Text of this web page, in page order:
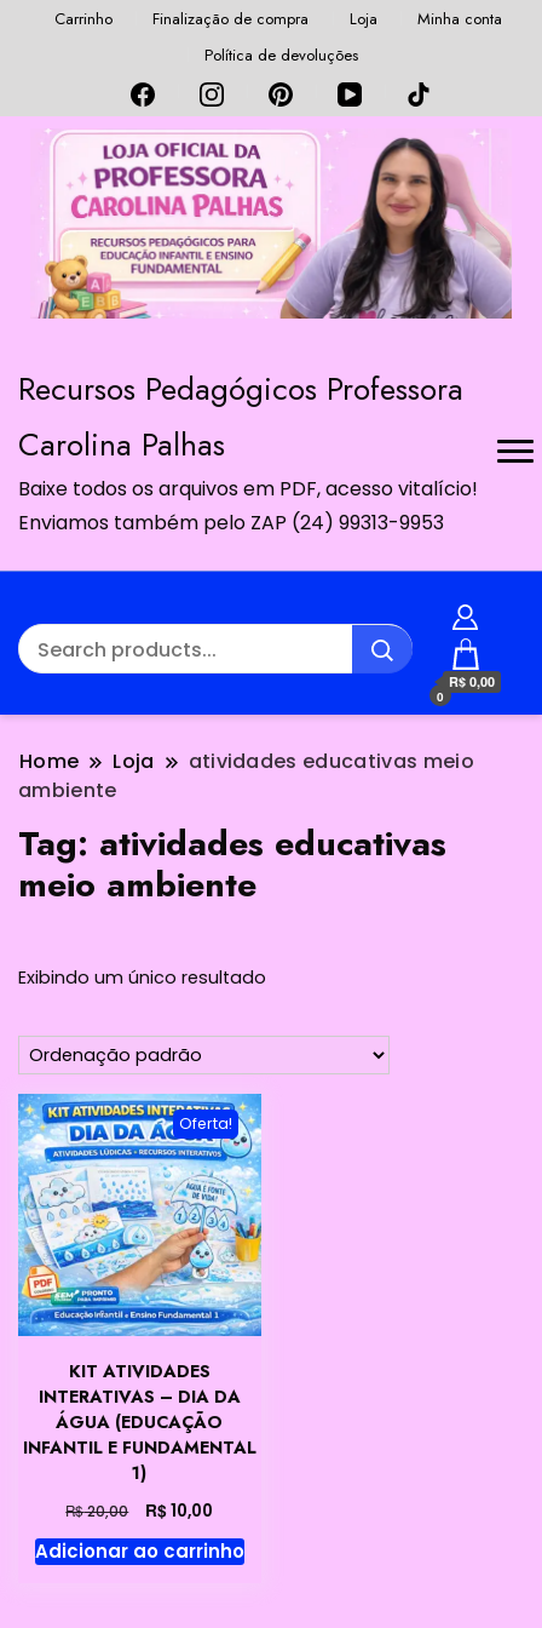
Carrinho Finalização de compra Loja
Minha conta
Política de devoluções
Recursos Pedagógicos Professora
Carolina Palhas
Baixe todos os arquivos em PDF, acesso vitalício!
Enviamos também pelo ZAP (24) 99313-9953
0
R$ 0,00
Home Loja
atividades educativas meio
ambiente
Tag: atividades educativas
meio ambiente
Exibindo um único resultado
Oferta!
KIT ATIVIDADES
INTERATIVAS – DIA DA
ÁGUA (EDUCAÇÃO
INFANTIL E FUNDAMENTAL
1)
R$20,00
preço
original
R$10,00
preço
atual
Adicionar ao carrinho